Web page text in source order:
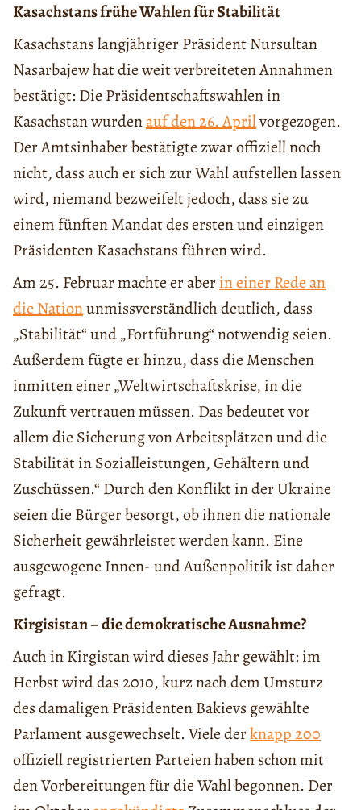
Kasachstans frühe Wahlen für Stabilität
Kasachstans langjähriger Präsident Nursultan
Nasarbajew hat die weit verbreiteten Annahmen
bestätigt: Die Präsidentschaftswahlen in
Kasachstan wurdenauf den 26. Aprilvorgezogen.
Der Amtsinhaber bestätigte zwar offiziell noch
nicht, dass auch er sich zur Wahl aufstellen lassen
wird, niemand bezweifelt jedoch, dass sie zu
einem fünften Mandat des ersten und einzigen
Präsidenten Kasachstans führen wird.
Am 25. Februar machte er aberin einer Rede an
die Nationunmissverständlich deutlich, dass
„Stabilität“ und „Fortführung“ notwendig seien.
Außerdem fügte er hinzu, dass die Menschen
inmitten einer „Weltwirtschaftskrise, in die
Zukunft vertrauen müssen. Das bedeutet vor
allem die Sicherung von Arbeitsplätzen und die
Stabilität in Sozialleistungen, Gehältern und
Zuschüssen.“ Durch den Konflikt in der Ukraine
seien die Bürger besorgt, ob ihnen die nationale
Sicherheit gewährleistet werden kann. Eine
ausgewogene Innen- und Außenpolitik ist daher
gefragt.
Kirgisistan – die demokratische Ausnahme?
Auch in Kirgistan wird dieses Jahr gewählt: im
Herbst wird das 2010, kurz nach dem Umsturz
des damaligen Präsidenten Bakievs gewählte
Parlament ausgewechselt. Viele derknapp 200
offiziell registrierten Parteien haben schon mit
den Vorbereitungen für die Wahl begonnen. Der